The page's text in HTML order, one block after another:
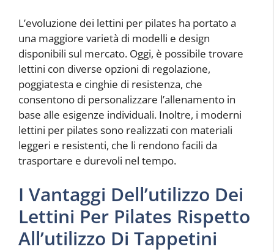
L’evoluzione dei lettini per pilates ha portato a
una maggiore varietà di modelli e design
disponibili sul mercato. Oggi, è possibile trovare
lettini con diverse opzioni di regolazione,
poggiatesta e cinghie di resistenza, che
consentono di personalizzare l’allenamento in
base alle esigenze individuali. Inoltre, i moderni
lettini per pilates sono realizzati con materiali
leggeri e resistenti, che li rendono facili da
trasportare e durevoli nel tempo.
I Vantaggi Dell’utilizzo Dei
Lettini Per Pilates Rispetto
All’utilizzo Di Tappetini